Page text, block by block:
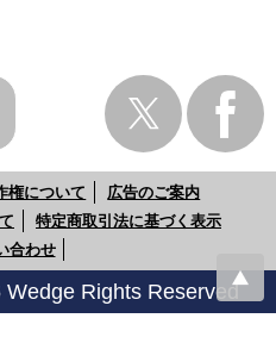
権について
広告のご案内
特定商取引法に基づく表示
合わせ
Rights Reserved